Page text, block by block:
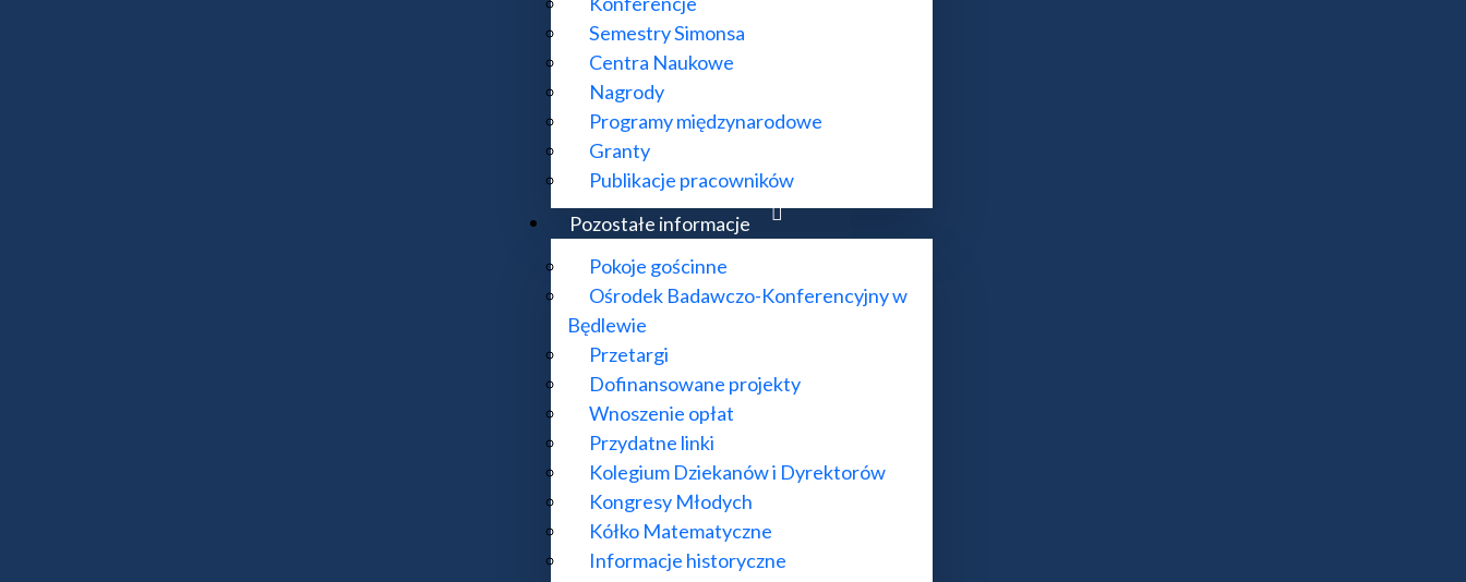
Semestry Simonsa
Centra Naukowe
Nagrody
Programy międzynarodowe
Granty
Publikacje pracowników
Pozostałe informacje
Pokoje gościnne
Ośrodek Badawczo-Konferencyjny w
Będlewie
Przetargi
Dofinansowane projekty
Wnoszenie opłat
Przydatne linki
Kolegium Dziekanów i Dyrektorów
Kongresy Młodych
Kółko Matematyczne
Informacje historyczne
W Ośrodku Badawczo-konferencyjnym w Będlewie przeprowadzono szereg remontów.